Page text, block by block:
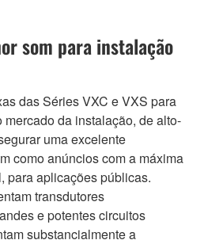
som para instalação
das Séries VXC e VXS para
da instalação, de alto-
uma excelente
como anúncios com a máxima
para aplicações públicas.
transdutores
e potentes circuitos
substancialmente a